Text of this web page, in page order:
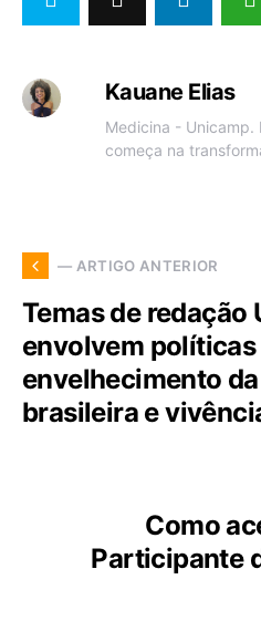
Kauane Elias
Medicina - Unicamp.
começa na
— ARTIGO ANTERIOR
Temas de redação
envolvem
envelhecimento
brasileira e
Como
Participante